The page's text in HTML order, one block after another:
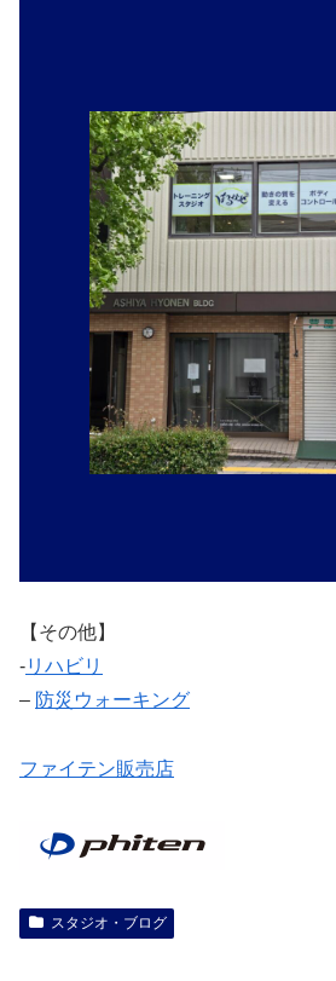
【その他】
‐リハビリ
– 防災ウォーキング
ファイテン販売店
スタジオ・ブログ